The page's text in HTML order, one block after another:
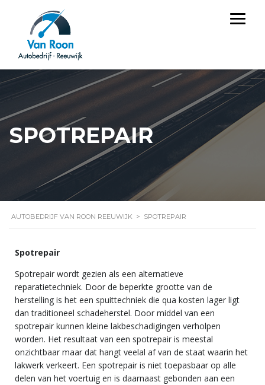
SPOTREPAIR
AUTOBEDRIJF VAN ROON REEUWIJK > SPOTREPAIR
Spotrepair
Spotrepair wordt gezien als een alternatieve
reparatietechniek. Door de beperkte grootte van de
herstelling is het een spuittechniek die qua kosten lager ligt
dan traditioneel schadeherstel. Door middel van een
spotrepair kunnen kleine lakbeschadigingen verholpen
worden. Het resultaat van een spotrepair is meestal
onzichtbaar maar dat hangt veelal af van de staat waarin het
lakwerk verkeert. Een spotrepair is niet toepasbaar op alle
delen van het voertuig en is daarnaast gebonden aan een